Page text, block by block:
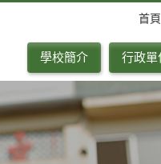
首頁
學校簡介 行政單